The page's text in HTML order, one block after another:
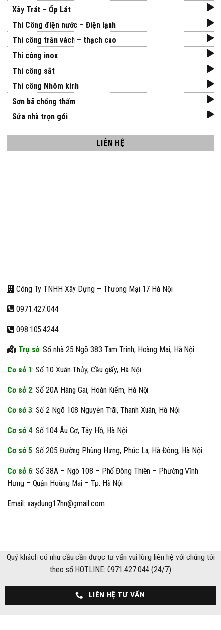
Xây Trát – Ốp Lát
Thi Công điện nước – Điện lạnh
Thi công trần vách – thạch cao
Thi công inox
Thi công sắt
Thi công Nhôm kính
Sơn bã chống thấm
Sửa nhà trọn gói
LIÊN HỆ
Công Ty TNHH Xây Dựng – Thương Mại 17 Hà Nội
0971.427.044
098.105.4244
Trụ sở: Số nhà 25 Ngõ 383 Tam Trinh, Hoàng Mai, Hà Nội
Cơ sở 1: Số 10 Xuân Thủy, Cầu giấy, Hà Nội
Cơ sở 2: Số 20A Hàng Gai, Hoàn Kiếm, Hà Nội
Cơ sở 3: Số 2 Ngõ 108 Nguyễn Trãi, Thanh Xuân, Hà Nội
Cơ sở 4: Số 104 Âu Cơ, Tây Hồ, Hà Nội
Cơ sở 5: Số 205 Đường Phùng Hưng, Phúc La, Hà Đông, Hà Nội
Cơ sở 6: Số 38A – Ngõ 108 – Phố Đông Thiên – Phường Vĩnh
Hưng – Quận Hoàng Mai – Tp. Hà Nội
Email: xaydung17hn@gmail.com
Quý khách có nhu cầu cần được tư vấn vui lòng liên hệ với chúng tôi
theo số HOTLINE: 0971.427.044 (24/7)
LIÊN HỆ TƯ VẤN